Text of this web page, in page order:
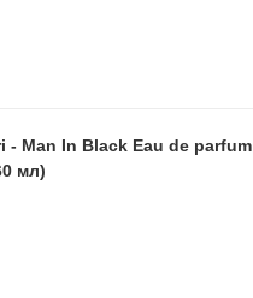
Man In Black Eau de parfum - M -
мл)